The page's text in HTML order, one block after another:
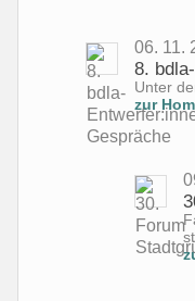
06. 11.
8.
Unter
zur